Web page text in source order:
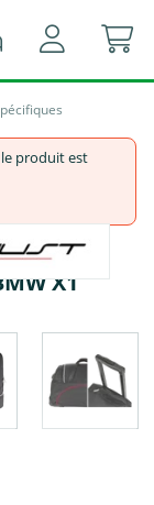
produit est
X1